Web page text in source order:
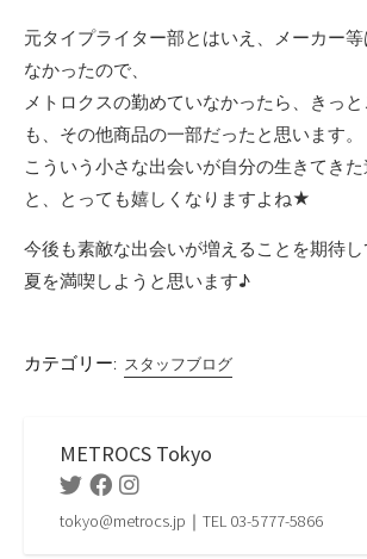
元タイプライター部とはいえ、メーカー
なかったので、
メトロクスの勤めていなかったら、きっと
も、その他商品の一部だったと思います。
こういう小さな出会いが自分の生きてき
と、とっても嬉しくなりますよね★
今後も素敵な出会いが増えることを期待
夏を満喫しようと思います♪
カテゴリー: スタッフブログ
METROCS Tokyo
TwitterFacebookInstagram
tokyo@metrocs.jp｜TEL 03-5777-5866